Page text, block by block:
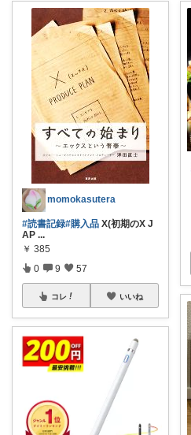
momokasutera
#読書記録#購入品 X(初期のX J
AP ...
￥ 385
0 9 57
コレ いいね